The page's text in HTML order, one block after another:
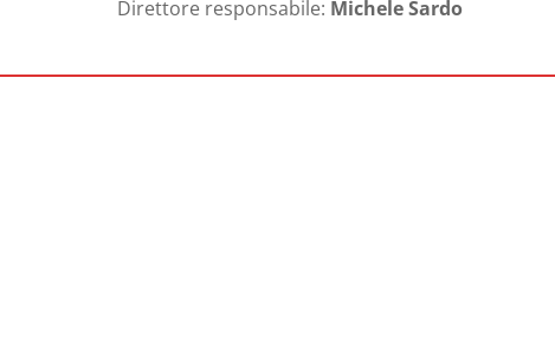
Direttore responsabile: Michele Sardo